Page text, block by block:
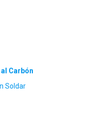
Carbón
Soldar